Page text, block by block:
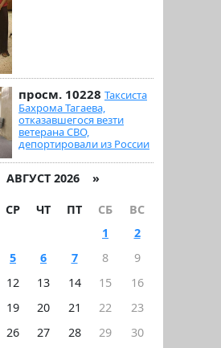
просм. 10228 Таксиста
Бахрома Тагаева,
отказавшегося везти
ветерана СВО,
депортировали из России
АВГУСТ 2026 »
СР ЧТ ПТ СБ
ВС
1
2
5 6 7 8
9
12 13 14 15
16
19 20 21 22
23
26 27 28 29
30